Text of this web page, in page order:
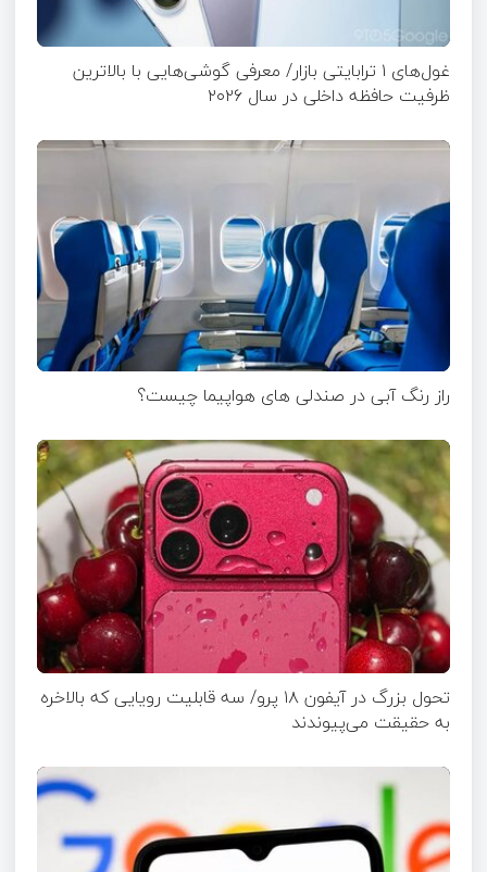
غول‌های ۱ ترابایتی بازار/ معرفی گوشی‌هایی با بالاترین
ظرفیت حافظه داخلی در سال ۲۰۲۶
راز رنگ آبی در صندلی های هواپیما چیست؟
تحول بزرگ در آیفون ۱۸ پرو/ سه قابلیت رویایی که بالاخره
به حقیقت می‌پیوندند